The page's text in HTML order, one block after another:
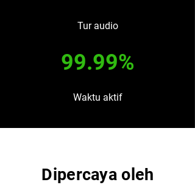
Tur audio
99.99%
Waktu aktif
Dipercaya oleh